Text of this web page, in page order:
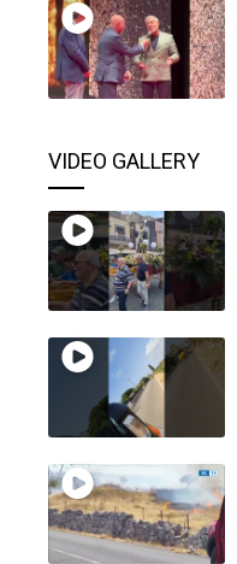
VIDEO GALLERY